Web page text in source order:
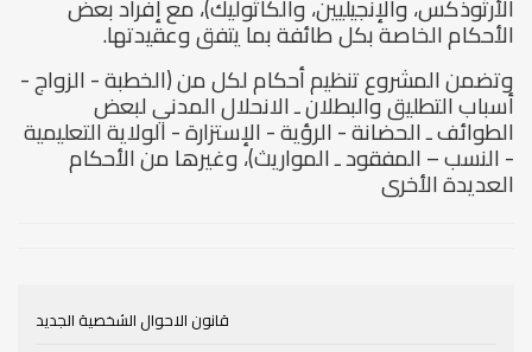
الأرثوذكس، والإنجيليين، والكاثوليك)، مع إفراد بعض
الأحكام الخاصة بكل طائفة بما يتفق وعقيدتها.
وتضمن المشروع تنظيم أحكام لكل من (الخطبة - الزواج -
أسباب التطليق والبطلان ـ الانحلال المدني لبعض
الطوائف ـ الحضانة - الرؤية - الإستزارة - الولاية التعليمية
- النسب – المفقود ـ المواريث)، وغيرها من الأحكام
العديدة الأخرى
قانون الاحوال الشخصية الجديد